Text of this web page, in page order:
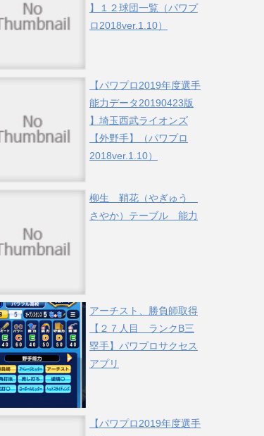
】１２球団一覧（パワプ
ロ2018ver.1.10）
【パワプロ2019年度選手
能力データ20190423版
】埼玉西武ライオンズ
【外野手】（パワプロ
2018ver.1.10）
柳生 鞘花（やぎゅう
さやか）テーブル 能力
アーチスト、勝負師取得
【２７人目 ランクB三
塁手】パワプロサクセス
アプリ
【パワプロ2019年度選手